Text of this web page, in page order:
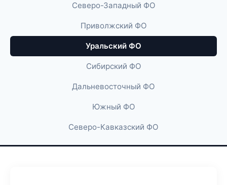
Северо-Западный ФО
Приволжский ФО
Уральский ФО
Сибирский ФО
Дальневосточный ФО
Южный ФО
Северо-Кавказский ФО